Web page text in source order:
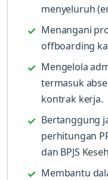
menyeluruh
Menangani
offboarding
Mengelola
termasuk
kontrak kerja.
Bertanggung
perhitungan
dan BPJS
Membantu